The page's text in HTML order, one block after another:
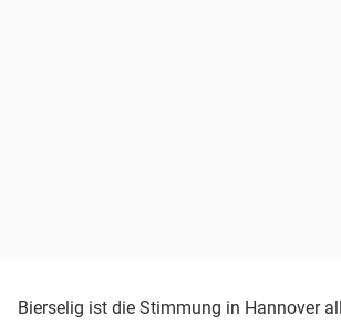
Bierselig ist die Stimmung in Hannover